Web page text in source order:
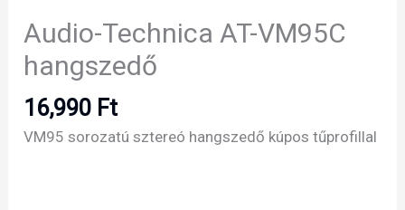
Audio-Technica AT-VM95C
hangszedő
16,990 Ft
VM95 sorozatú sztereó hangszedő kúpos tűprofillal